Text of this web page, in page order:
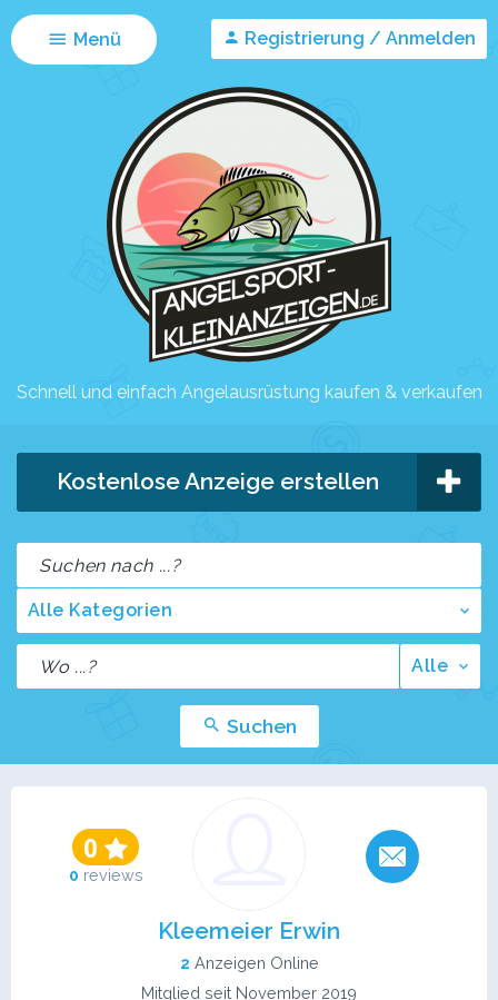
Menü Registrierung / Anmelden
Schnell und einfach Angelausrüstung kaufen & verkaufen
Kostenlose Anzeige erstellen
Alle Kategorien
Alle
Suchen
0
0 reviews
Kleemeier Erwin
2 Anzeigen Online
Mitglied seit November 2019